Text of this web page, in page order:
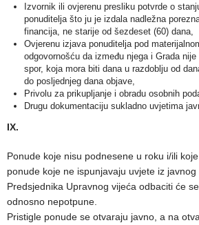
Izvornik ili ovjerenu presliku potvrde o
ponuditelja što ju je izdala nadležna
financija, ne starije od šezdeset (60) dana,
Ovjerenu izjava ponuditelja pod
odgovornošću da između njega i Grada
spor, koja mora biti dana u razdoblju od
do posljednjeg dana objave,
Privolu za prikupljanje i obradu osobnih
Drugu dokumentaciju sukladno uvjetima
IX.
Ponude koje nisu podnesene u roku i/ili
ponude koje ne ispunjavaju uvjete iz
Predsjednika Upravnog vijeća odbaciti će
odnosno nepotpune.
Pristigle ponude se otvaraju javno, a na